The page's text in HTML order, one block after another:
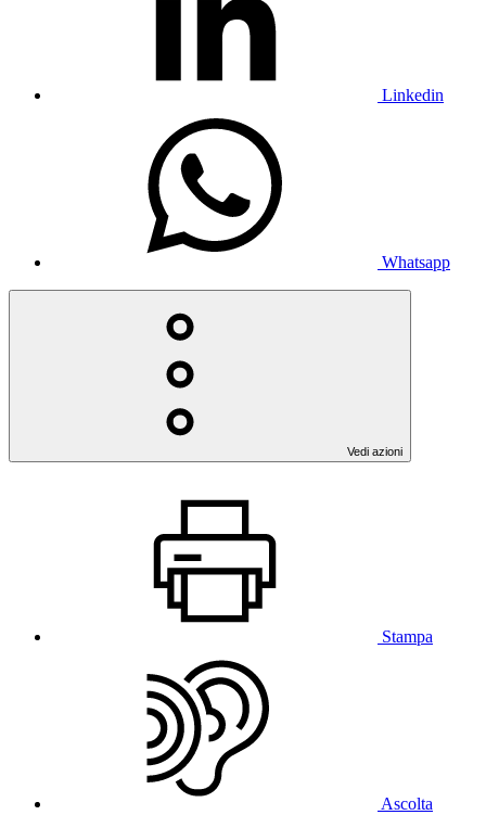
Linkedin
Whatsapp
Vedi azioni
Stampa
Ascolta